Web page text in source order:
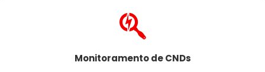
Monitoramento de CNDs